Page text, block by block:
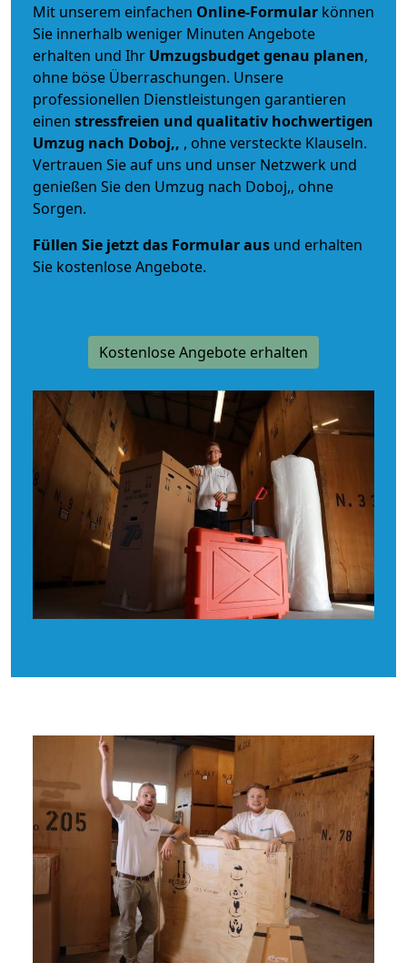
Mit unserem einfachen Online-Formular können
Sie innerhalb weniger Minuten Angebote
erhalten und Ihr Umzugsbudgetgenau planen,
ohne böse Überraschungen. Unsere
professionellen Dienstleistungen garantieren
einen stressfreien und qualitativ hochwertigen
Umzug nach Doboj,, , ohne versteckte Klauseln.
Vertrauen Sie auf uns und unser Netzwerk und
genießen Sie den Umzug nach Doboj,, ohne
Sorgen.
Füllen Sie jetzt das Formular aus und erhalten
Sie kostenlose Angebote.
Kostenlose Angebote erhalten